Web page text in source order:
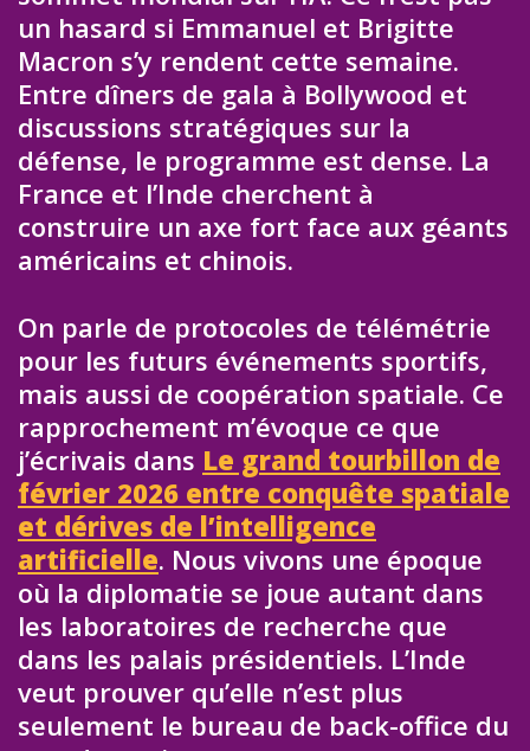
un hasard si Emmanuel et Brigitte
Macron s’y rendent cette semaine.
Entre dîners de gala à Bollywood et
discussions stratégiques sur la
défense, le programme est dense. La
France et l’Inde cherchent à
construire un axe fort face aux géants
américains et chinois.
On parle de protocoles de télémétrie
pour les futurs événements sportifs,
mais aussi de coopération spatiale. Ce
rapprochement m’évoque ce que
j’écrivais dans Le grand tourbillon de
février 2026 entre conquête spatiale
et dérives de l’intelligence
artificielle. Nous vivons une époque
où la diplomatie se joue autant dans
les laboratoires de recherche que
dans les palais présidentiels. L’Inde
veut prouver qu’elle n’est plus
seulement le bureau de back-office du